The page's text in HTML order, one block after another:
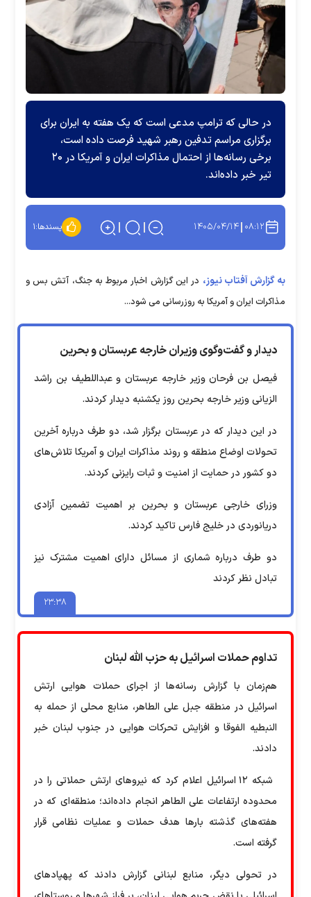
در حالی که ترامپ مدعی است که یک هفته به ایران برای
برگزاری مراسم تدفین رهبر شهید فرصت داده است،
برخی رسانه‌ها از احتمال مذاکرات ایران و آمریکا در ۲۰
تیر خبر داده‌اند.
۰۸:۱۲ ۱۴۰۵/۰۴/۱۴ پسندها:۱
به گزارش آفتاب نیوز، در این گزارش اخبار مربوط به جنگ، آتش بس و
مذاکرات ایران و آمریکا به روزرسانی می شود...
دیدار و گفت‌وگوی وزیران خارجه عربستان و بحرین
۲۳:۳۸
فیصل بن فرحان وزیر خارجه عربستان و عبداللطیف بن راشد
الزیانی وزیر خارجه بحرین روز یکشنبه دیدار کردند.
در این دیدار که در عربستان برگزار شد، دو طرف درباره آخرین
تحولات اوضاع منطقه و روند مذاکرات ایران و آمریکا تلاش‌های
دو کشور در حمایت از امنیت و ثبات رایزنی کردند.
وزرای خارجی عربستان و بحرین بر اهمیت تضمین آزادی
دریانوردی در خلیج فارس تاکید کردند.
دو طرف درباره شماری از مسائل دارای اهمیت مشترک نیز
تبادل نظر کردند
تداوم حملات اسرائیل به حزب الله لبنان
هم‌زمان با گزارش رسانه‌ها از اجرای حملات هوایی ارتش
اسرائیل در منطقه جبل علی الطاهر، منابع محلی از حمله به
النبطیه الفوقا و افزایش تحرکات هوایی در جنوب لبنان خبر
دادند.
شبکه ۱۲ اسرائیل اعلام کرد که نیروهای ارتش حملاتی را در
محدوده ارتفاعات علی الطاهر انجام داده‌اند؛ منطقه‌ای که در
هفته‌های گذشته بارها هدف حملات و عملیات نظامی قرار
گرفته است.
در تحولی دیگر، منابع لبنانی گزارش دادند که پهپادهای